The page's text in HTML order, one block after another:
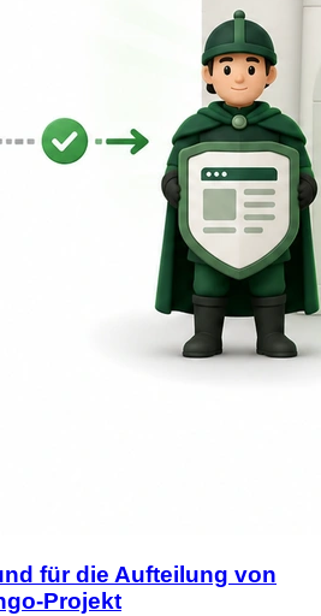
für die Aufteilung von
Projekt